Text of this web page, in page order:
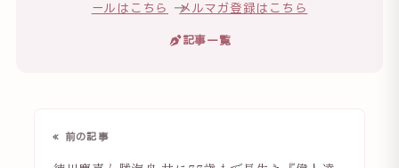
ールはこちら
→メルマガ登録はこちら
記事一覧
« 前の記事